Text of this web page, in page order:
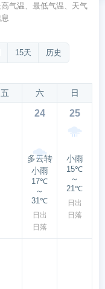
气温、最低气温、天气
15天 历史
五 六 日
24
多云转
小雨
17℃
～
31℃
日出
日落
25
小雨
15℃
～
21℃
日出
日落